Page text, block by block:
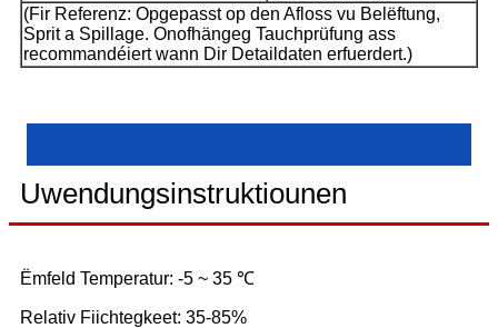
(Fir Referenz: Opgepasst op den Afloss vu Belëftung,
Sprit a Spillage. Onofhängeg Tauchprüfung ass
recommandéiert wann Dir Detaildaten erfuerdert.)
Uwendungsinstruktiounen
Ëmfeld Temperatur: -5 ~ 35 ℃
Relativ Fiichtegkeet: 35-85%